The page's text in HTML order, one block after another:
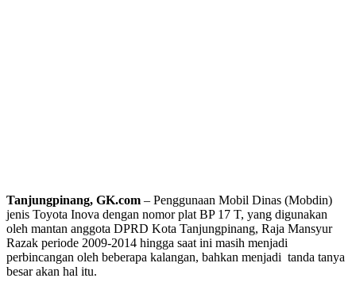
Tanjungpinang, GK.com – Penggunaan Mobil Dinas (Mobdin)
jenis Toyota Inova dengan nomor plat BP 17 T, yang digunakan
oleh mantan anggota DPRD Kota Tanjungpinang, Raja Mansyur
Razak periode 2009-2014 hingga saat ini masih menjadi
perbincangan oleh beberapa kalangan, bahkan menjadi tanda tanya
besar akan hal itu.